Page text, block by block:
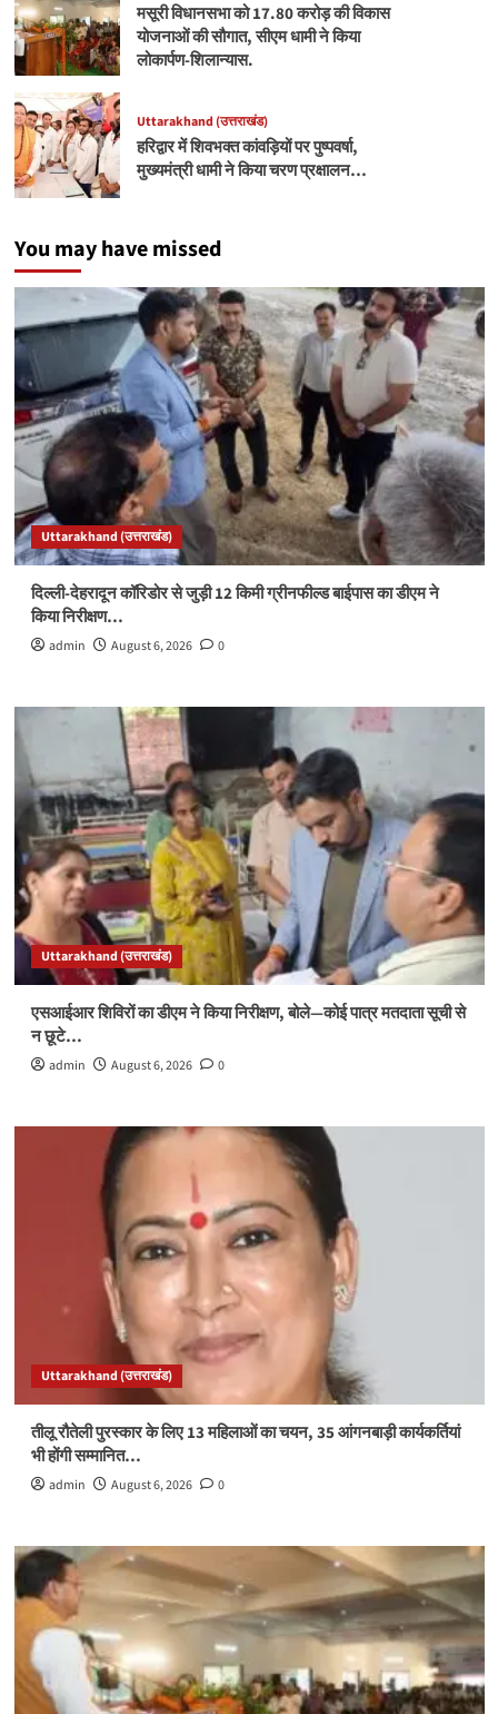
मसूरी विधानसभा को 17.80 करोड़ की विकास
योजनाओं की सौगात, सीएम धामी ने किया
लोकार्पण-शिलान्यास.
Uttarakhand (उत्तराखंड)
हरिद्वार में शिवभक्त कांवड़ियों पर पुष्पवर्षा,
मुख्यमंत्री धामी ने किया चरण प्रक्षालन…
You may have missed
Uttarakhand (उत्तराखंड)
दिल्ली-देहरादून कॉरिडोर से जुड़ी 12 किमी ग्रीनफील्ड बाईपास का डीएम ने
किया निरीक्षण…
admin August 6, 2026 0
Uttarakhand (उत्तराखंड)
एसआईआर शिविरों का डीएम ने किया निरीक्षण, बोले—कोई पात्र मतदाता सूची से
न छूटे…
admin August 6, 2026 0
Uttarakhand (उत्तराखंड)
तीलू रौतेली पुरस्कार के लिए 13 महिलाओं का चयन, 35 आंगनबाड़ी कार्यकर्तियां
भी होंगी सम्मानित…
admin August 6, 2026 0